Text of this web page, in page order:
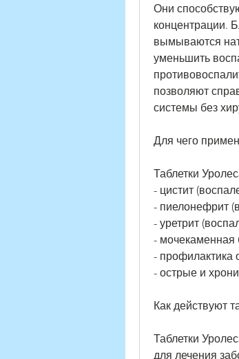
Они
концентрации.
вымываются
уменьшить
позволяют
системы без
Для чего
Таблетки
- цистит
- пиелонефрит
- уретрит
- мочекаменная
- профилактика
- острые и
Как действуют
Таблетки
для лечения